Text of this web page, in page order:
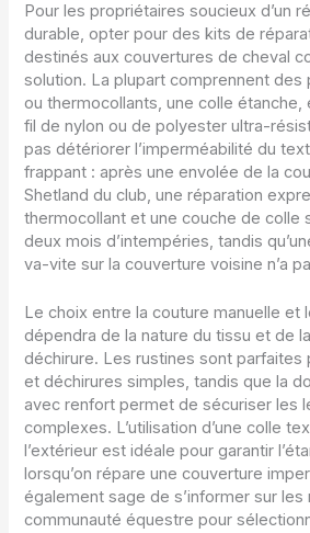
Pour les propriétaires soucieux d’un
durable, opter pour des kits de
destinés aux couvertures de cheval
solution. La plupart comprennent des
ou thermocollants, une colle
fil de nylon ou de polyester ultra-
pas détériorer l’imperméabilité du
frappant : après une envolée de la
Shetland du club, une réparation
thermocollant et une couche de colle
deux mois d’intempéries, tandis
va-vite sur la couverture voisine n’a
Le choix entre la couture manuelle et
dépendra de la nature du tissu et de
déchirure. Les rustines sont parfaites
et déchirures simples, tandis que la
avec renfort permet de sécuriser les
complexes. L’utilisation d’une colle
l’extérieur est idéale pour garantir
lorsqu’on répare une couverture
également sage de s’informer sur les
communauté équestre pour